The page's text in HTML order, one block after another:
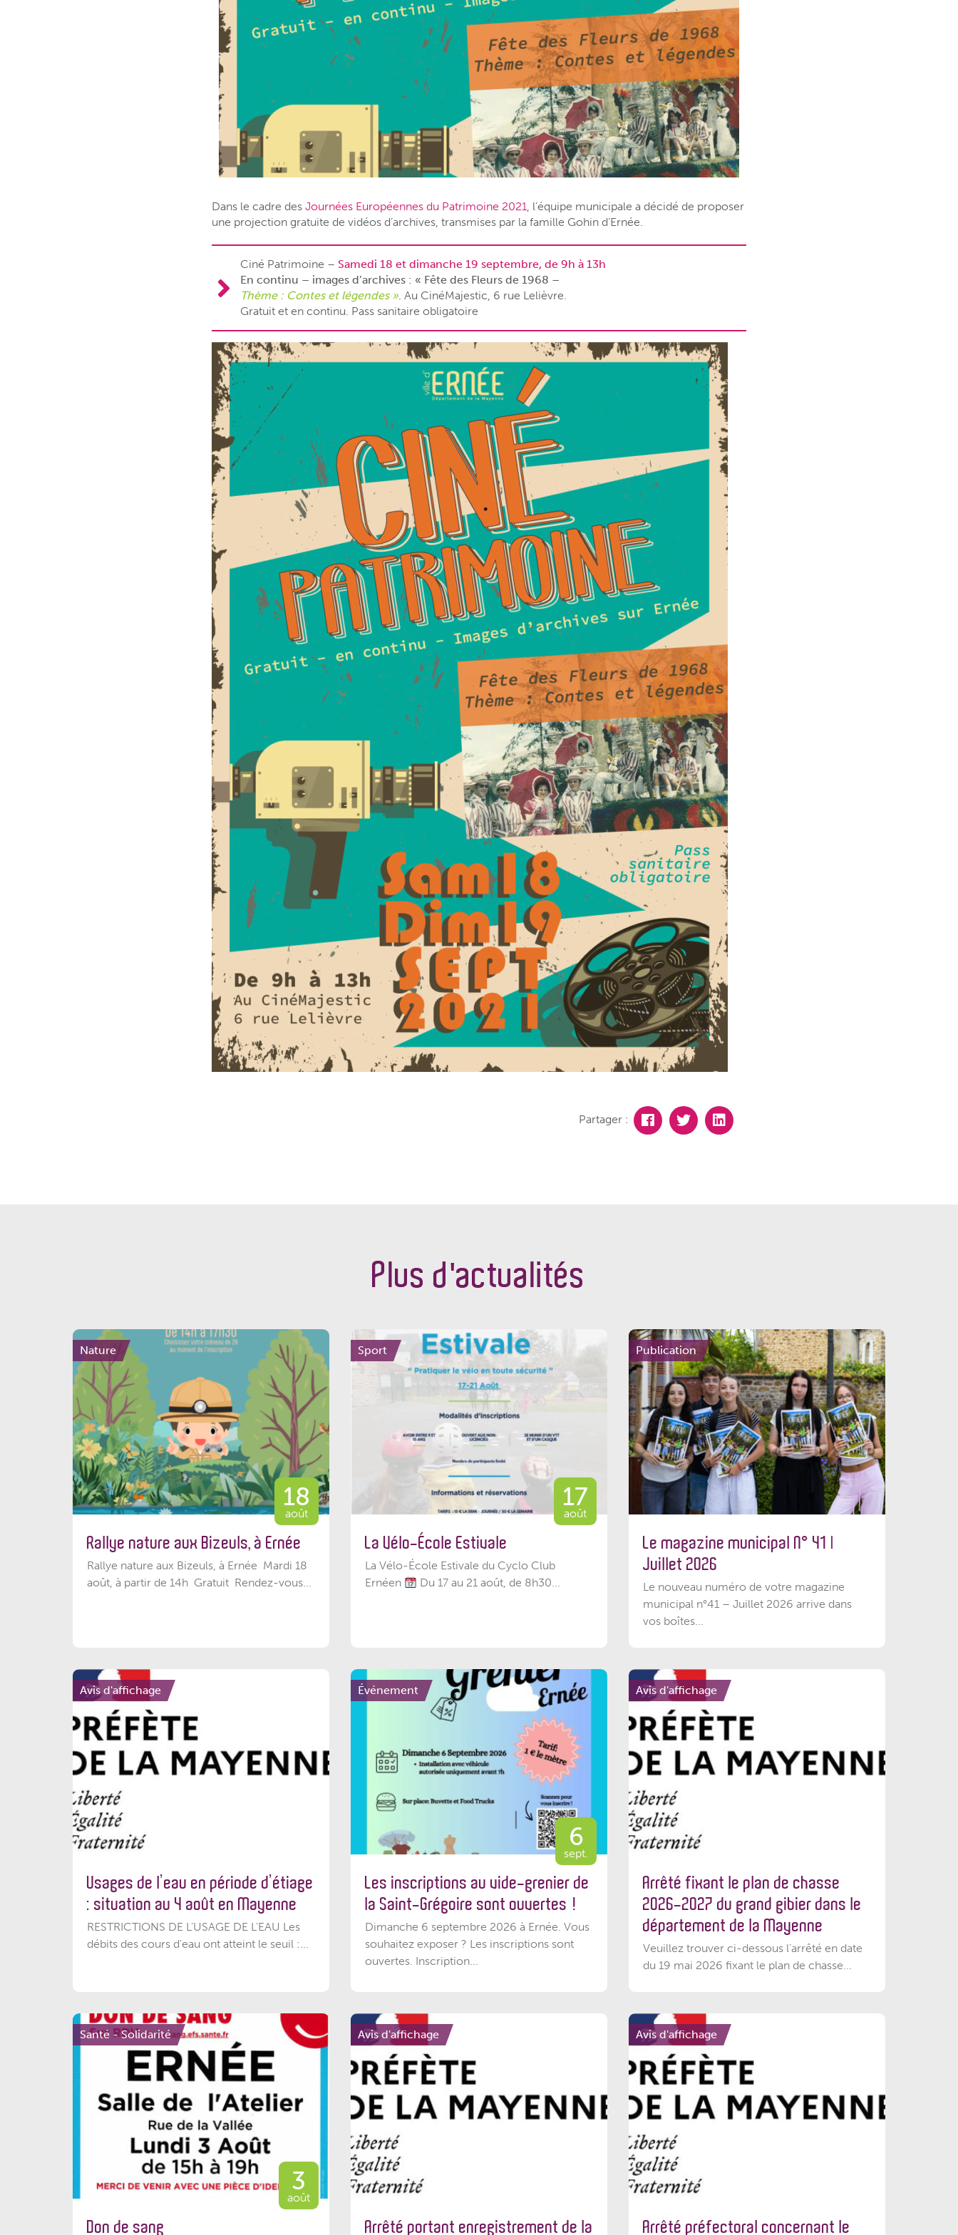
Dans le cadre des Journées Européennes du Patrimoine 2021, l’équipe municipale a décidé de proposer
une projection gratuite de vidéos d’archives, transmises par la famille Gohin d’Ernée.
Ciné Patrimoine – Samedi 18 et dimanche 19 septembre, de 9h à 13h
En continu – images d’archives : « Fête des Fleurs de 1968 –
Thème : Contes et légendes ». Au CinéMajestic, 6 rue Lelièvre.
Gratuit et en continu. Pass sanitaire obligatoire
Partager :
Plus d'actualités
Nature
18
août
Rallye nature aux Bizeuls, à Ernée
Rallye nature aux Bizeuls, à Ernée Mardi 18
août, à partir de 14h Gratuit Rendez-vous...
Sport
17
août
La Vélo-École Estivale
La Vélo-École Estivale du Cyclo Club
Ernéen
Du 17 au 21 août, de 8h30...
Publication
Le magazine municipal N° 41 |
Juillet 2026
Le nouveau numéro de votre magazine
municipal n°41 – Juillet 2026 arrive dans
vos boîtes...
Avis d'affichage
Usages de l’eau en période d’étiage
: situation au 4 août en Mayenne
RESTRICTIONS DE L’USAGE DE L’EAU Les
débits des cours d'eau ont atteint le seuil :...
Événement
6
sept.
Les inscriptions au vide-grenier de
la Saint-Grégoire sont ouvertes !
Dimanche 6 septembre 2026 à Ernée. Vous
souhaitez exposer ? Les inscriptions sont
ouvertes. Inscription...
Avis d'affichage
Arrêté fixant le plan de chasse
2026-2027 du grand gibier dans le
département de la Mayenne
Veuillez trouver ci-dessous l’arrêté en date
du 19 mai 2026 fixant le plan de chasse...
Santé - Solidarité
3
août
Don de sang
Avis d'affichage
Arrêté portant enregistrement de la
Avis d'affichage
Arrêté préfectoral concernant le